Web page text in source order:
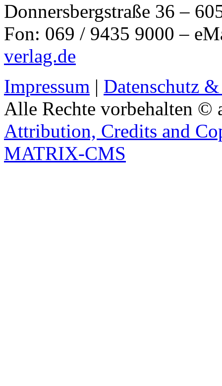
Donnersbergstraße 36 –
Fon: 069 / 9435 9000 –
verlag.de
Impressum | Datenschutz
Alle Rechte vorbehalten ©
Attribution, Credits and
MATRIX-CMS